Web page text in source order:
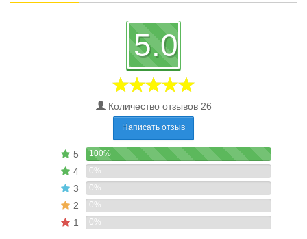
5.0
Количество отзывов 26
Написать отзыв
5 100%
4 0%
3 0%
2 0%
1 0%